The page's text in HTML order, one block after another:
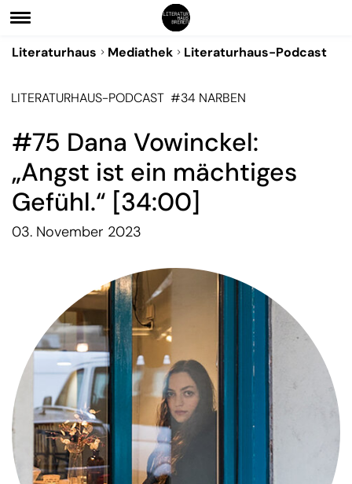
Literaturhaus Mediathek Literaturhaus-Podcast
LITERATURHAUS-PODCAST #34 NARBEN
#75 Dana Vowinckel:
„Angst ist ein mächtiges
Gefühl.“ [34:00]
03. November 2023